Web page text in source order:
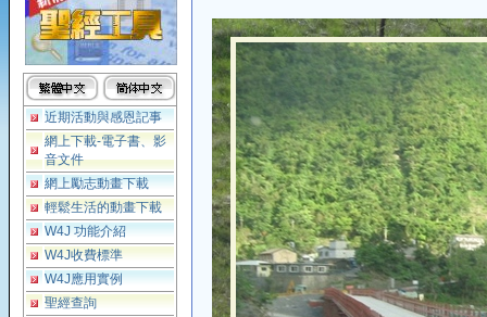
近期活動與感恩記事
網上下載-電子書、影
音文件
網上勵志動畫下載
輕鬆生活的動畫下載
W4J 功能介紹
W4J收費標準
W4J應用實例
聖經查詢